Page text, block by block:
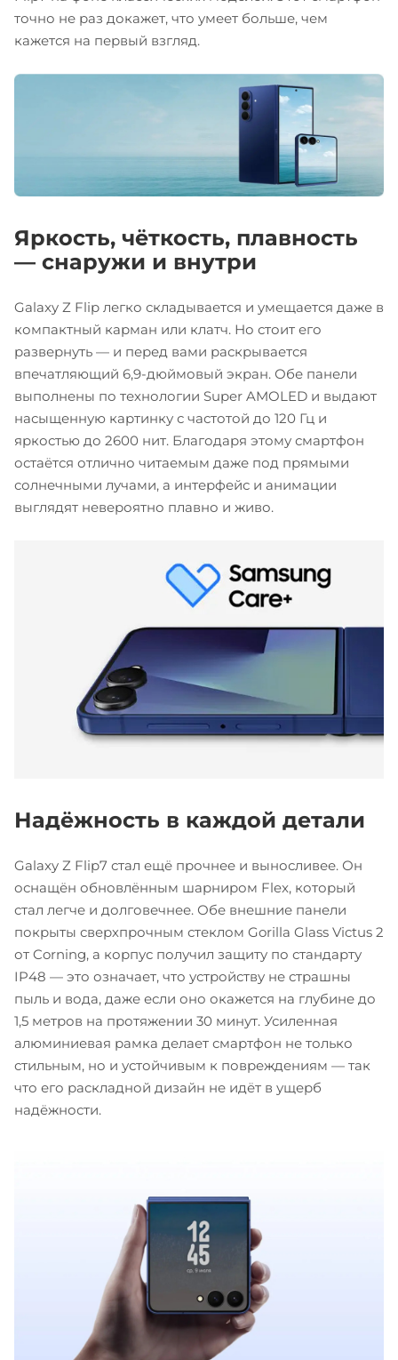
точно не раз докажет, что умеет больше, чем
кажется на первый взгляд.
Яркость, чёткость, плавность
— снаружи и внутри
Galaxy Z Flip легко складывается и умещается даже в
компактный карман или клатч. Но стоит его
развернуть — и перед вами раскрывается
впечатляющий 6,9-дюймовый экран. Обе панели
выполнены по технологии Super AMOLED и выдают
насыщенную картинку с частотой до 120 Гц и
яркостью до 2600 нит. Благодаря этому смартфон
остаётся отлично читаемым даже под прямыми
солнечными лучами, а интерфейс и анимации
выглядят невероятно плавно и живо.
Надёжность в каждой детали
Galaxy Z Flip7 стал ещё прочнее и выносливее. Он
оснащён обновлённым шарниром Flex, который
стал легче и долговечнее. Обе внешние панели
покрыты сверхпрочным стеклом Gorilla Glass Victus 2
от Corning, а корпус получил защиту по стандарту
IP48 — это означает, что устройству не страшны
пыль и вода, даже если оно окажется на глубине до
1,5 метров на протяжении 30 минут. Усиленная
алюминиевая рамка делает смартфон не только
стильным, но и устойчивым к повреждениям — так
что его раскладной дизайн не идёт в ущерб
надёжности.